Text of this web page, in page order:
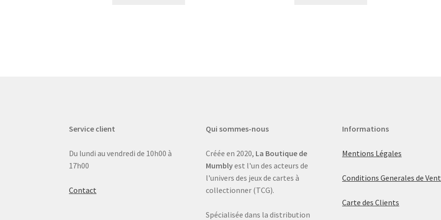
Service client
Du lundi au vendredi de 10h00 à
17h00
Contact
Qui sommes-nous
Créée en 2020, La Boutique de
Mumblyest l'un des acteurs de
l'univers des jeux de cartes à
collectionner (TCG).
Spécialisée dans la distribution
Informations
Mentions Légales
Conditions Generales de
Carte des Clients